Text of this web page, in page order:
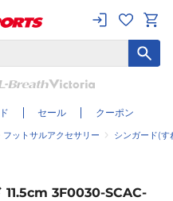
セール クーポン
フットサルアクセサリー シンガード(
11.5cm 3F0030-SCAC-